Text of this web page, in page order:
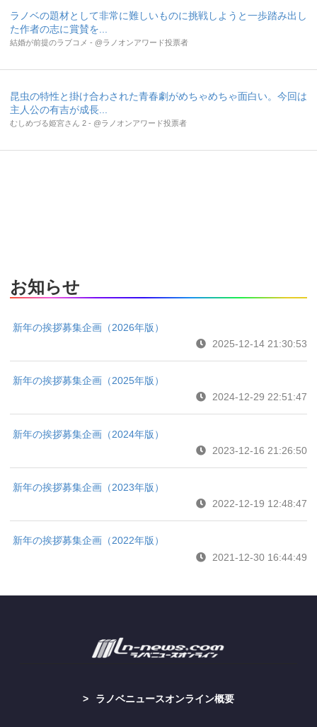
ラノベの題材として非常に難しいものに挑戦しようと一歩踏み出し
た作者の志に賞賛を...
結婚が前提のラブコメ - @ラノオンアワード投票者
昆虫の特性と掛け合わされた青春劇がめちゃめちゃ面白い。今回は
主人公の有吉が成長...
むしめづる姫宮さん 2 - @ラノオンアワード投票者
お知らせ
新年の挨拶募集企画（2026年版）
2025-12-14 21:30:53
新年の挨拶募集企画（2025年版）
2024-12-29 22:51:47
新年の挨拶募集企画（2024年版）
2023-12-16 21:26:50
新年の挨拶募集企画（2023年版）
2022-12-19 12:48:47
新年の挨拶募集企画（2022年版）
2021-12-30 16:44:49
ラノベニュースオンライン概要